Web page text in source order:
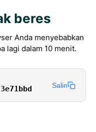
beres
Anda menyebabkan
lagi dalam 10 menit.
Salin